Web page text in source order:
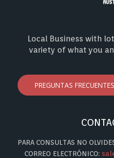
Local Business with
variety of what you
PREGUNTAS FRECUENTES
PARA CONSULTAS NO
CORREO ELECTRÓNICO: